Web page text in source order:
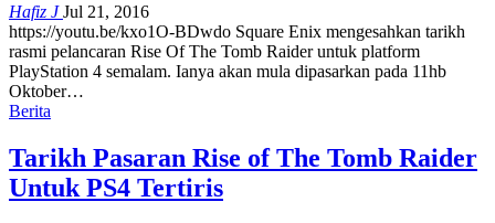
Hafiz JJul 21, 2016
https://youtu.be/kxo1O-BDwdo Square Enix mengesahkan tarikh
rasmi pelancaran Rise Of The Tomb Raider untuk platform
PlayStation 4 semalam. Ianya akan mula dipasarkan pada 11hb
Oktober…
Berita
Tarikh Pasaran Rise of The Tomb Raider
Untuk PS4 Tertiris